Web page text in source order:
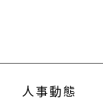
人事動態